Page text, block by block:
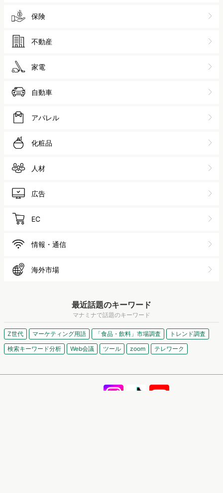
保険
不動産
家電
自動車
アパレル
化粧品
人材
広告
EC
情報・通信
海外市場
最近話題のキーワード
マナミナで話題のキーワード
Z世代 マーケティング用語 「食品・飲料」市場調査
トレンド調査
検索キーワード分析
Web会議 ツール zoom テレワーク